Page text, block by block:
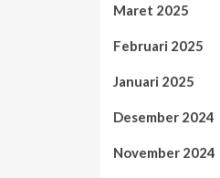
Maret 2025
Februari 2025
Januari 2025
Desember 2024
November 2024